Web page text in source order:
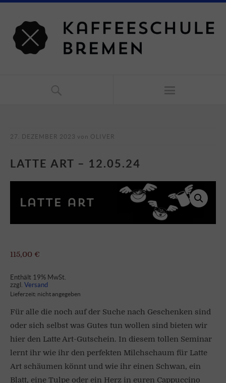
27. DEZEMBER 2023 von OLIVER
LATTE ART – 12.05.24
115,00 €
Enthält 19% MwSt.
zzgl. Versand
Lieferzeit: nicht angegeben
Für alle die noch auf der Suche nach Geschenken sind
oder sich selbst was Gutes tun wollen sind bieten wir
hier den Latte Art-Gutschein. In diesem tollen Seminar
lernt ihr wie ihr den perfekten Milchschaum für Latte
Art schäumen könnt und wie ihr einen Schwan, ein
Blatt, eine Tulpe oder ein Herz in euren Cappuccino